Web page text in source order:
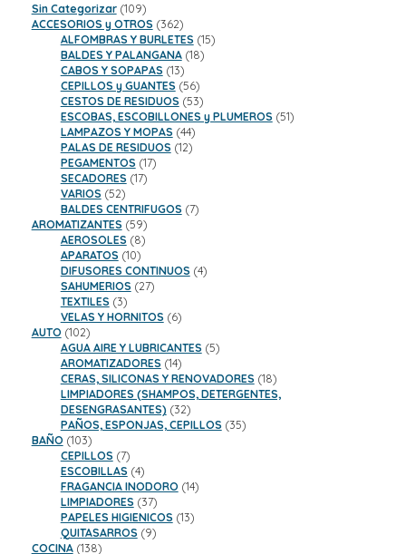
Sin Categorizar 109109
productos
ACCESORIOS y OTROS 362362
productos
ALFOMBRAS Y BURLETES 1515
BALDES Y PALANGANA 1818
CABOS Y SOPAPAS 1313
productos
CEPILLOS y GUANTES 5656
productos
CESTOS DE RESIDUOS 5353
productos
ESCOBAS, ESCOBILLONES y PLUMEROS 5151
LAMPAZOS Y MOPAS 4444
productos
PALAS DE RESIDUOS 1212
PEGAMENTOS 1717
SECADORES 1717
VARIOS 5252
productos
BALDES CENTRIFUGOS 77
AROMATIZANTES 5959
productos
AEROSOLES 88
productos
APARATOS 1010
productos
DIFUSORES CONTINUOS 44
SAHUMERIOS 2727
TEXTILES 33
productos
VELAS Y HORNITOS 66
AUTO 102102
productos
AGUA AIRE Y LUBRICANTES 55
AROMATIZADORES 1414
productos
CERAS, SILICONAS Y RENOVADORES 1818
productos
LIMPIADORES (SHAMPOS, DETERGENTES,
DESENGRASANTES) 3232
productos
PAÑOS, ESPONJAS, CEPILLOS 3535
BAÑO 103103
productos
CEPILLOS 77
productos
ESCOBILLAS 44
productos
FRAGANCIA INODORO 1414
LIMPIADORES 3737
productos
PAPELES HIGIENICOS 1313
QUITASARROS 99
COCINA 138138